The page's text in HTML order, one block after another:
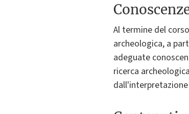
Al termine del
archeologica, a
adeguate
ricerca